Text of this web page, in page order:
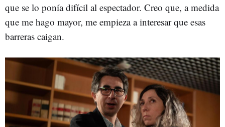
que se lo ponía difícil al espectador. Creo que, a medida
que me hago mayor, me empieza a interesar que esas
barreras caigan.